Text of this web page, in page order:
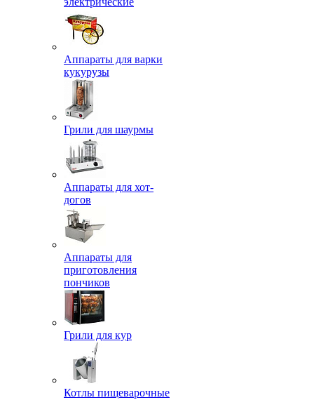
Аппараты для варки
кукурузы
Грили для шаурмы
Аппараты для хот-
догов
Аппараты для
приготовления
пончиков
Грили для кур
Котлы пищеварочные